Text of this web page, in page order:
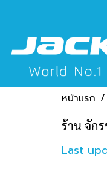
หน้าแรก
ร้าน จัก
Last